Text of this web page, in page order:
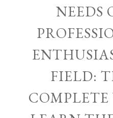
NEEDS
FIELD:
COMPLETE